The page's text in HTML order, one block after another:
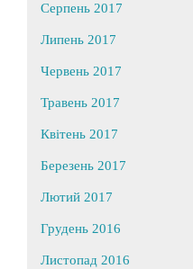
Серпень 2017
Липень 2017
Червень 2017
Травень 2017
Квітень 2017
Березень 2017
Лютий 2017
Грудень 2016
Листопад 2016